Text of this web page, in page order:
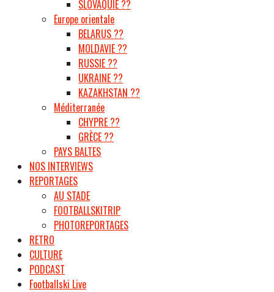
SLOVAQUIE ??
Europe orientale
BELARUS ??
MOLDAVIE ??
RUSSIE ??
UKRAINE ??
KAZAKHSTAN ??
Méditerranée
CHYPRE ??
GRÈCE ??
PAYS BALTES
NOS INTERVIEWS
REPORTAGES
AU STADE
FOOTBALLSKITRIP
PHOTOREPORTAGES
RETRO
CULTURE
PODCAST
Footballski Live